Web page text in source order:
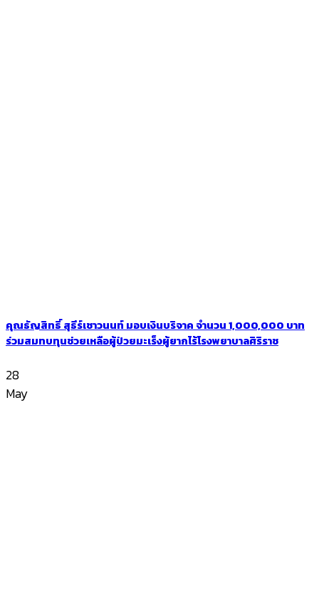
คุณธัญสิทธิ์ สุธีร์เชาวนนท์ มอบเงินบริจาค จำนวน 1,000,000 บาท
ร่วมสมทบทุนช่วยเหลือผู้ป่วยมะเร็งผู้ยากไร้โรงพยาบาลศิริราช
28
May